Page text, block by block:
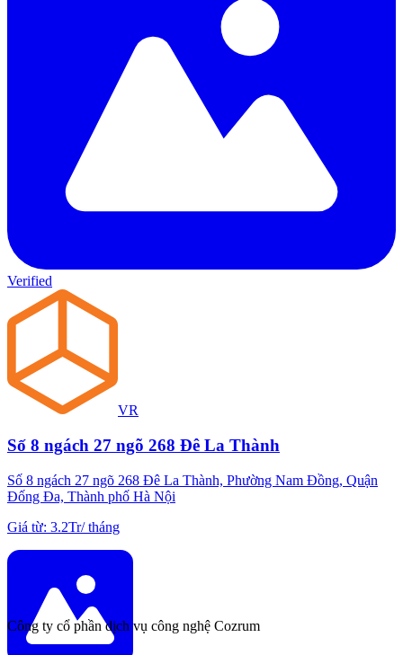
Verified
VR
Số 8 ngách 27 ngõ 268 Đê La Thành
Số 8 ngách 27 ngõ 268 Đê La Thành, Phường Nam Đồng, Quận
Đống Đa, Thành phố Hà Nội
Giá từ: 3.2Tr/tháng
Công ty cổ phần dịch vụ công nghệ Cozrum